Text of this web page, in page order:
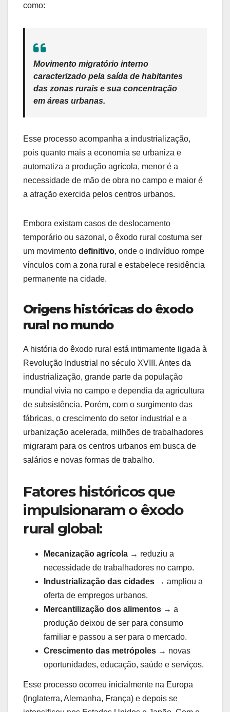
como:
Movimento migratório interno
caracterizado pela saída de habitantes
das zonas rurais e sua concentração
em áreas urbanas.
Esse processo acompanha a industrialização,
pois quanto mais a economia se urbaniza e
automatiza a produção agrícola, menor é a
necessidade de mão de obra no campo e maior é
a atração exercida pelos centros urbanos.
Embora existam casos de deslocamento
temporário ou sazonal, o êxodo rural costuma ser
um movimento definitivo, onde o indivíduo rompe
vínculos com a zona rural e estabelece residência
permanente na cidade.
Origens históricas do êxodo
rural no mundo
A história do êxodo rural está intimamente ligada à
Revolução Industrial no século XVIII. Antes da
industrialização, grande parte da população
mundial vivia no campo e dependia da agricultura
de subsistência. Porém, com o surgimento das
fábricas, o crescimento do setor industrial e a
urbanização acelerada, milhões de trabalhadores
migraram para os centros urbanos em busca de
salários e novas formas de trabalho.
Fatores históricos que
impulsionaram o êxodo
rural global:
Mecanização agrícola → reduziu a
necessidade de trabalhadores no campo.
Industrialização das cidades → ampliou a
oferta de empregos urbanos.
Mercantilização dos alimentos → a
produção deixou de ser para consumo
familiar e passou a ser para o mercado.
Crescimento das metrópoles → novas
oportunidades, educação, saúde e serviços.
Esse processo ocorreu inicialmente na Europa
(Inglaterra, Alemanha, França) e depois se